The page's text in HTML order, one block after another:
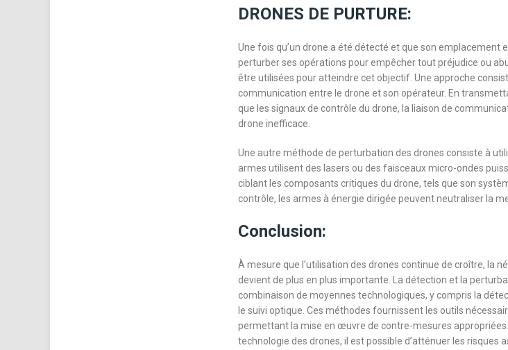
DRONES DE PURTURE:
Une fois qu’un drone a été détecté et que son emplacement
perturber ses opérations pour empêcher tout préjudice ou
être utilisées pour atteindre cet objectif. Une approche
communication entre le drone et son opérateur. En
que les signaux de contrôle du drone, la liaison de
drone inefficace.
Une autre méthode de perturbation des drones consiste à
armes utilisent des lasers ou des faisceaux micro-ondes
ciblant les composants critiques du drone, tels que son
contrôle, les armes à énergie dirigée peuvent neutraliser la
Conclusion:
À mesure que l’utilisation des drones continue de croître, la
devient de plus en plus importante. La détection et la
combinaison de moyennes technologiques, y compris la
le suivi optique. Ces méthodes fournissent les outils
permettant la mise en œuvre de contre-mesures
technologie des drones, il est possible d’atténuer les risques